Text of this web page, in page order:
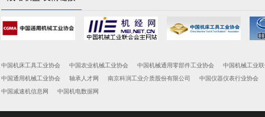
中国机床工具工业协会 中国农业机械工业协会 中国机械通用零部件工业协会
中国机械工业
中国通用机械工业协会
轴承人才网 南京科润工业介质股份有限公司
中国仪器仪表行业协会
中国减速机信息网
中国机电数据网